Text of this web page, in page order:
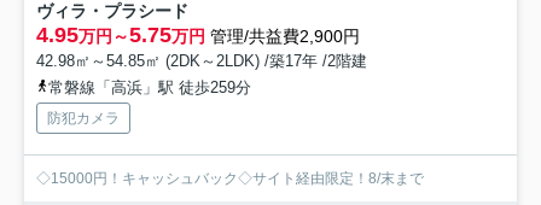
ヴィラ・プラシード
4.95万円～5.75万円 管理/共益費2,900円
42.98㎡～54.85㎡ (2DK～2LDK) /築17年 /2階建
常磐線「高浜」駅 徒歩259分
防犯カメラ
◇15000円！キャッシュバック◇サイト経由限定！8/末まで